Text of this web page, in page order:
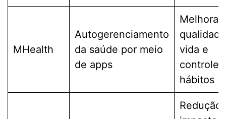
MHealth
Autogerenciamento
da saúde por meio
de apps
Melhora
vida e
controle
hábitos
Redução